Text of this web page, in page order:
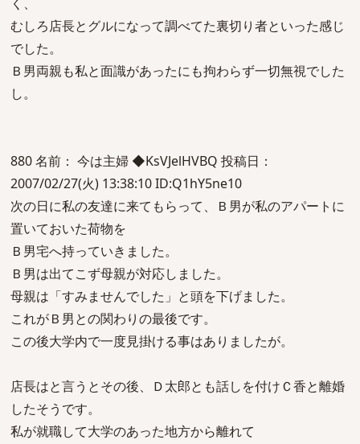
むしろ店長とグルになって調べてた裏切り者といった感じ
でした。
Ｂ男両親も私と面識があったにも拘わらず一切無視でした
し。
880 名前： 今は主婦 ◆KsVJelHVBQ 投稿日：
2007/02/27(火) 13:38:10 ID:Q1hY5ne10
次の日に私の友達に来てもらって、Ｂ男が私のアパートに
置いておいた荷物を
Ｂ男宅へ持っていきました。
Ｂ男は出てこず母親が対応しました。
母親は「すみませんでした」と頭を下げました。
これがＢ男との関わりの最後です。
この後大学内で一度見掛ける事はありましたが。
店長はと言うとその後、Ｄ太郎とも話しを付けＣ香と離婚
したそうです。
私が就職して大学のあった地方から離れて